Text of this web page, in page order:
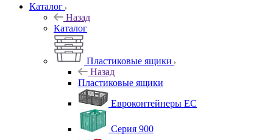
Каталог
Назад
Каталог
Пластиковые ящики
Назад
Пластиковые ящики
Евроконтейнеры ЕС
Серия 900